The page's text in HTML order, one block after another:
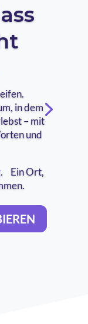
in dem
– mit
und
Ein Ort,